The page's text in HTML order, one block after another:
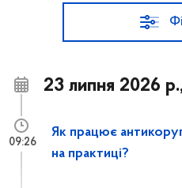
23 липня 2026
Як працює
на практиці?
09:26